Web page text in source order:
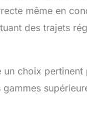
même en
des trajets
choix